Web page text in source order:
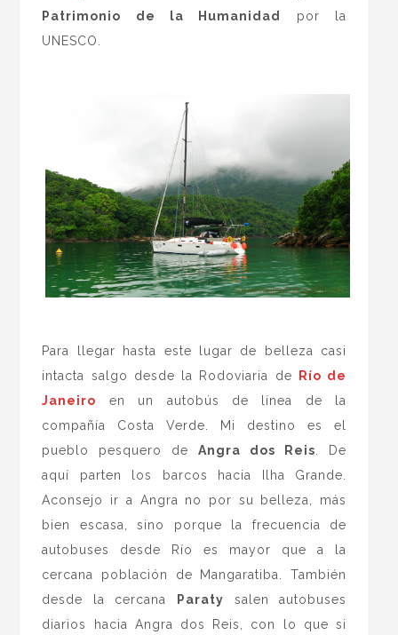
Patrimonio de la Humanidad
por la
UNESCO.
Para llegar hasta este lugar de belleza casi
intacta salgo desde la Rodoviaria de
Río de
Janeiro en un autobús de línea de la
compañía Costa Verde. Mi destino es el
pueblo pesquero deAngra dos Reis . De
aquí parten los barcos hacia Ilha Grande.
Aconsejo ir a Angra no por su belleza, más
bien escasa, sino porque la frecuencia de
autobuses desde Río es mayor que a la
cercana población de Mangaratiba. También
desde la cercana
Paraty salen autobuses
diarios hacia Angra dos Reis, con lo que si